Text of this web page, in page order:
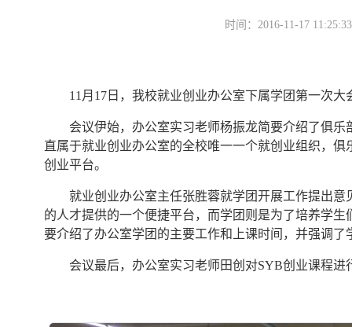
时间：2016-11-17
11月17日，我校就业创业办公室下属学团第一次大
会议伊始，办公室实习老师杨振龙简要介绍了俱乐
直属于就业创业办公室的全校唯一一个就创业组织，
创业平台。
就业创业办公室主任张胜蓉就学团开展工作提出意
的人才提供的一个便捷平台，而学团则是为了培养学
要介绍了办公室学团的主要工作和上课时间，并强调了
会议最后，办公室实习老师田创对SYB创业课程进